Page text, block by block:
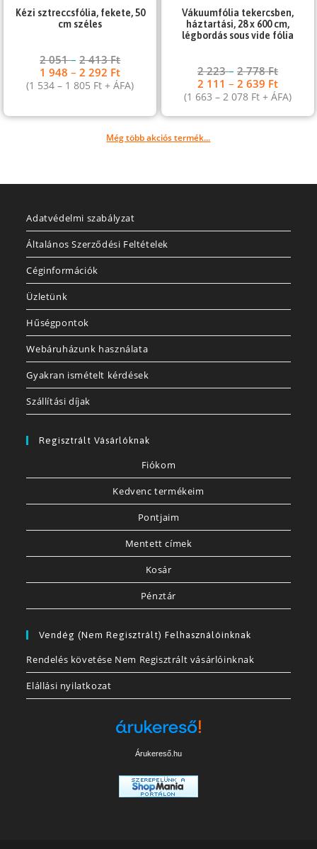
Kézi sztreccsfólia, fekete, 50
cm széles
2 051–2 413Ft
1 948–2 292 Ft
(1 534– 1 805 Ft + ÁFA)
Vákuumfólia tekercsben,
háztartási, 28 x 600 cm,
légbordás sous vide fólia
2 223–2 778Ft
2 111–2 639 Ft
(1 663–2 078 Ft + ÁFA)
Még több akciós termék...
Adatvédelmi szabályzat
Általános Szerződési Feltételek
Céginformációk
Üzletünk
Hűségpontok
Webáruházunk használata
Gyakran ismételt kérdések
Szállítási díjak
Regisztrált Vásárlóknak
Fiókom
Kedvenc termékeim
Pontjaim
Mentett címek
Kosár
Pénztár
Vendég (nem Regisztrált) Felhasználóinknak
Rendelés követése Nem Regisztrált vásárlóinknak
Elállási nyilatkozat
Árukereső.hu